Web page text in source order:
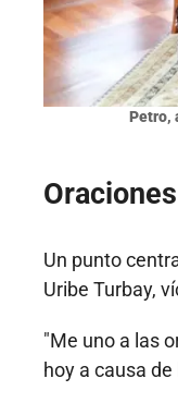
Petro,
Un punto
Uribe Turbay,
"Me uno a las
hoy a causa